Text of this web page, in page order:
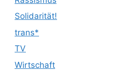
Solidarität!
trans*
TV
Wirtschaft